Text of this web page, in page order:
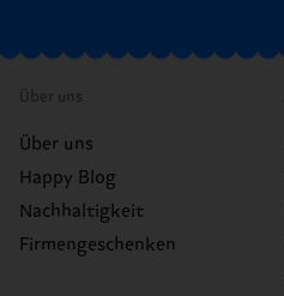
Über uns
Über uns
Happy Blog
Nachhaltigkeit
Firmengeschenken